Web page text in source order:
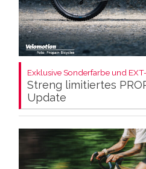
Exklusive Sonderfarbe und
Streng limitiertes
Update